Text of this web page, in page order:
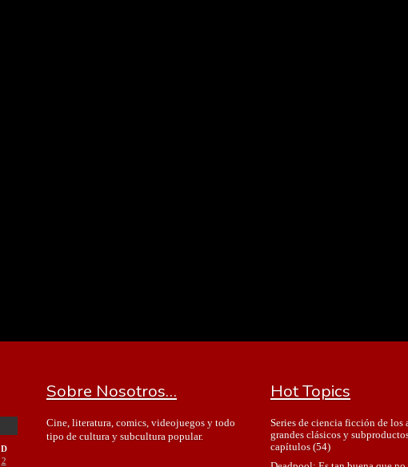
D
2
Sobre Nosotros…
Cine, literatura, comics, videojuegos y todo
tipo de cultura y subcultura popular.
Hot Topics
Series de ciencia ficción de los
grandes clásicos y
capítulos(54)